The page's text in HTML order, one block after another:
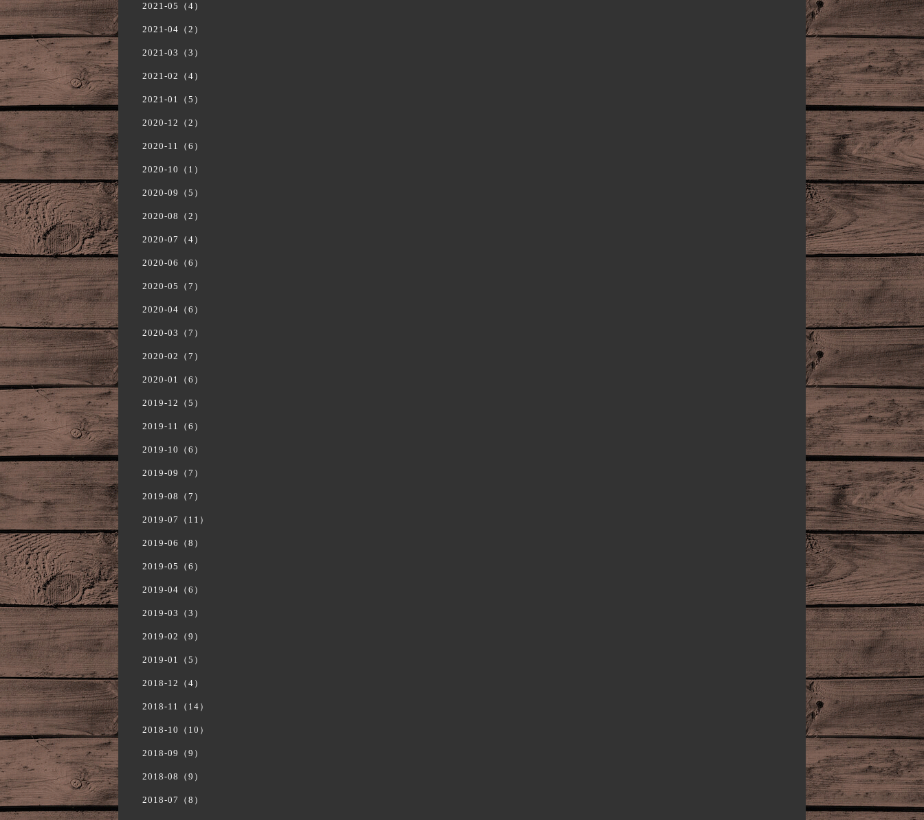
2021-05（4）
2021-04（2）
2021-03（3）
2021-02（4）
2021-01（5）
2020-12（2）
2020-11（6）
2020-10（1）
2020-09（5）
2020-08（2）
2020-07（4）
2020-06（6）
2020-05（7）
2020-04（6）
2020-03（7）
2020-02（7）
2020-01（6）
2019-12（5）
2019-11（6）
2019-10（6）
2019-09（7）
2019-08（7）
2019-07（11）
2019-06（8）
2019-05（6）
2019-04（6）
2019-03（3）
2019-02（9）
2019-01（5）
2018-12（4）
2018-11（14）
2018-10（10）
2018-09（9）
2018-08（9）
2018-07（8）